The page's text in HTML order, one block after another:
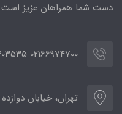
دست شما همراهان عزیز
02166974700 02166403535
تهران، خیابان